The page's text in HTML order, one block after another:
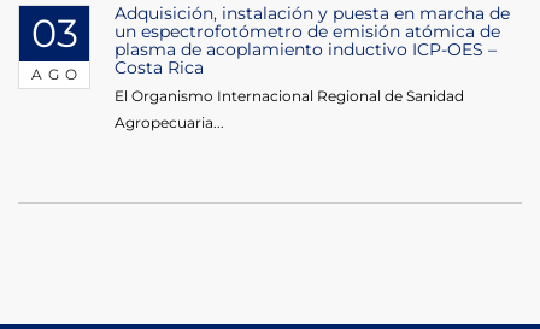
03
AGO
Adquisición, instalación y puesta en marcha de
un espectrofotómetro de emisión atómica de
plasma de acoplamiento inductivo ICP-OES –
Costa Rica
El Organismo Internacional Regional de Sanidad
Agropecuaria...